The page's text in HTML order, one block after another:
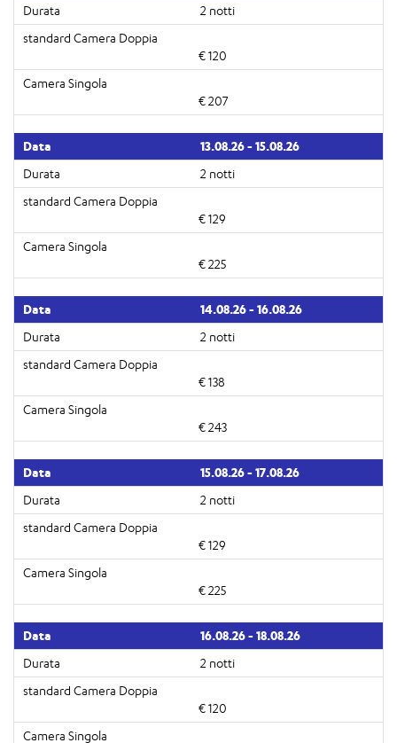
2 notti
€ 120
€ 207
13.08.26 - 15.08.26
2 notti
€ 129
€ 225
14.08.26 - 16.08.26
2 notti
€ 138
€ 243
15.08.26 - 17.08.26
2 notti
€ 129
€ 225
16.08.26 - 18.08.26
2 notti
€ 120